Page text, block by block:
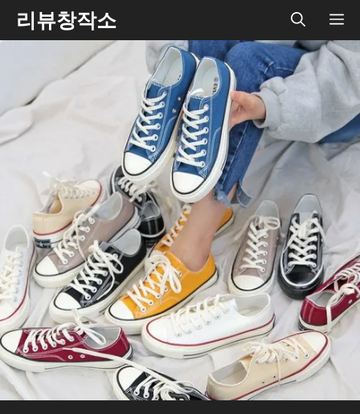
Skip리뷰창작소